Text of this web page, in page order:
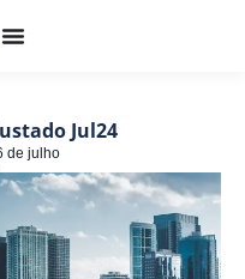
Jul24
de julho